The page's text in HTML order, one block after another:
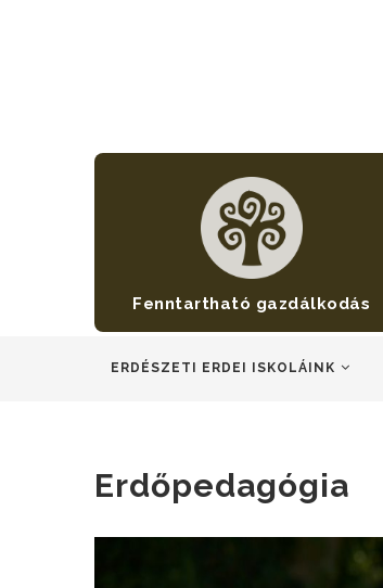
Fenntartható gazdálkodás
ERDÉSZETI ERDEI ISKOLÁINK
Erdőpedagógia